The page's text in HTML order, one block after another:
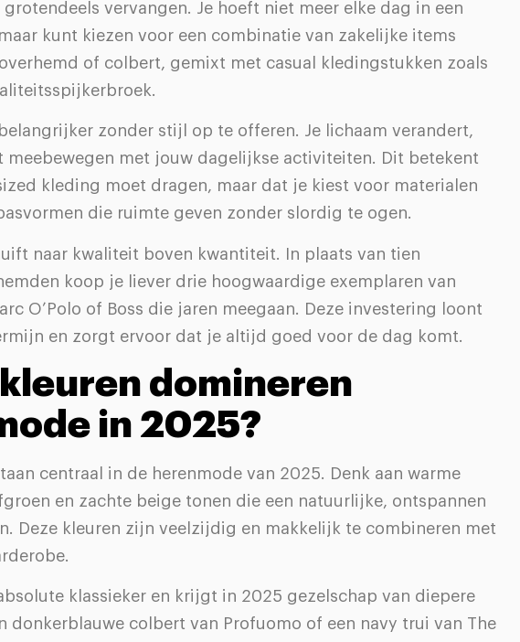
vervangen. Je hoeft niet meer elke dag in een
kunt kiezen voor een combinatie van zakelijke items
of colbert, gemixt met casual kledingstukken zoals
zonder stijl op te offeren. Je lichaam verandert,
meebewegen met jouw dagelijkse activiteiten. Dit betekent
kleding moet dragen, maar dat je kiest voor materialen
die ruimte geven zonder slordig te ogen.
naar kwaliteit boven kwantiteit. In plaats van tien
koop je liever drie hoogwaardige exemplaren van
O’Polo of Boss die jaren meegaan. Deze investering loont
en zorgt ervoor dat je altijd goed voor de dag komt.
domineren
in 2025?
centraal in de herenmode van 2025. Denk aan warme
en zachte beige tonen die een natuurlijke, ontspannen
Deze kleuren zijn veelzijdig en makkelijk te combineren met
klassieker en krijgt in 2025 gezelschap van diepere
donkerblauwe colbert van Profuomo of een navy trui van The